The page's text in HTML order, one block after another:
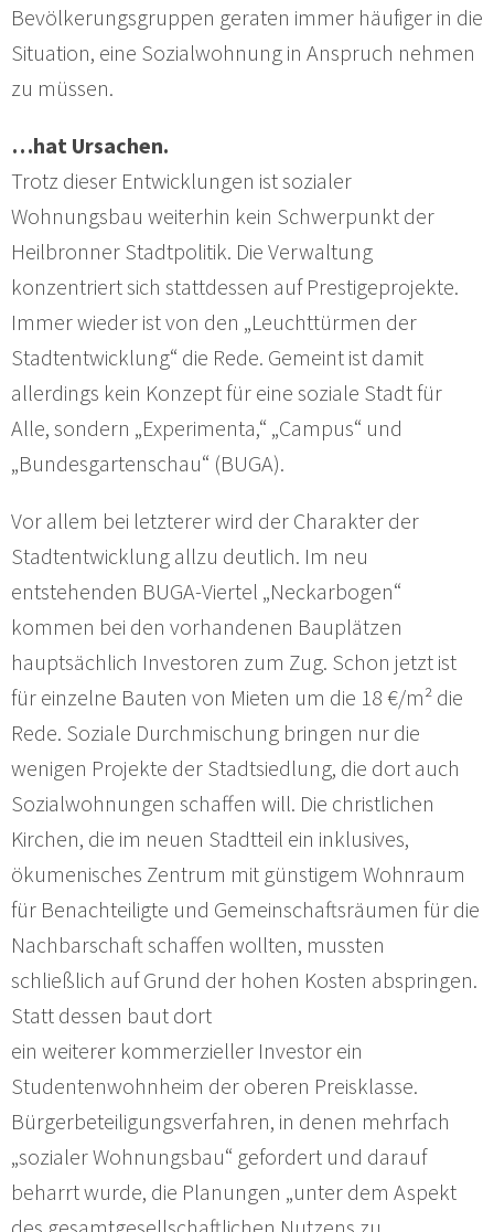
Bevölkerungsgruppen geraten immer häufiger in die
Situation, eine Sozialwohnung in Anspruch nehmen
zu müssen.
…hat Ursachen.
Trotz dieser Entwicklungen ist sozialer
Wohnungsbau weiterhin kein Schwerpunkt der
Heilbronner Stadtpolitik. Die Verwaltung
konzentriert sich stattdessen auf Prestigeprojekte.
Immer wieder ist von den „Leuchttürmen der
Stadtentwicklung“ die Rede. Gemeint ist damit
allerdings kein Konzept für eine soziale Stadt für
Alle, sondern „Experimenta,“ „Campus“ und
„Bundesgartenschau“ (BUGA).
Vor allem bei letzterer wird der Charakter der
Stadtentwicklung allzu deutlich. Im neu
entstehenden BUGA-Viertel „Neckarbogen“
kommen bei den vorhandenen Bauplätzen
hauptsächlich Investoren zum Zug. Schon jetzt ist
für einzelne Bauten von Mieten um die 18 €/m² die
Rede. Soziale Durchmischung bringen nur die
wenigen Projekte der Stadtsiedlung, die dort auch
Sozialwohnungen schaffen will. Die christlichen
Kirchen, die im neuen Stadtteil ein inklusives,
ökumenisches Zentrum mit günstigem Wohnraum
für Benachteiligte und Gemeinschaftsräumen für die
Nachbarschaft schaffen wollten, mussten
schließlich auf Grund der hohen Kosten abspringen.
Statt dessen baut dort
ein weiterer kommerzieller Investor ein
Studentenwohnheim der oberen Preisklasse.
Bürgerbeteiligungsverfahren, in denen mehrfach
„sozialer Wohnungsbau“ gefordert und darauf
beharrt wurde, die Planungen „unter dem Aspekt